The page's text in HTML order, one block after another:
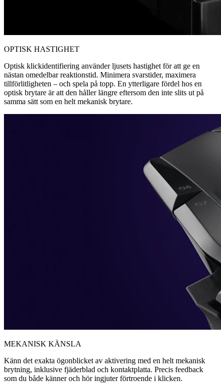
OPTISK HASTIGHET
Optisk klickidentifiering använder ljusets hastighet för att ge en
nästan omedelbar reaktionstid. Minimera svarstider, maximera
tillförlitligheten – och spela på topp. En ytterligare fördel hos en
optisk brytare är att den håller längre eftersom den inte slits ut på
samma sätt som en helt mekanisk brytare.
MEKANISK KÄNSLA
Känn det exakta ögonblicket av aktivering med en helt mekanisk
brytning, inklusive fjäderblad och kontaktplatta. Precis feedback
som du både känner och hör ingjuter förtroende i klicken.